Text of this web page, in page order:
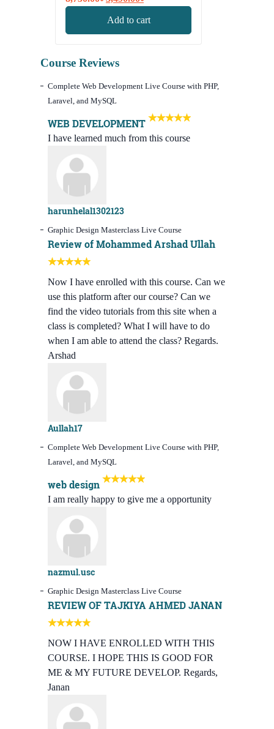
Add to cart
Course Reviews
Complete Web Development Live Course with PHP,
Laravel, and MySQL
WEB DEVELOPMENT
I have learned much from this course
harunhelal1302123
Graphic Design Masterclass Live Course
Review of Mohammed Arshad Ullah
Now I have enrolled with this course. Can we
use this platform after our course? Can we
find the video tutorials from this site when a
class is completed? What I will have to do
when I am able to attend the class? Regards.
Arshad
Aullah17
Complete Web Development Live Course with PHP,
Laravel, and MySQL
web design
I am really happy to give me a opportunity
nazmul.usc
Graphic Design Masterclass Live Course
REVIEW OF TAJKIYA AHMED JANAN
NOW I HAVE ENROLLED WITH THIS
COURSE. I HOPE THIS IS GOOD FOR
ME & MY FUTURE DEVELOP. Regards,
Janan